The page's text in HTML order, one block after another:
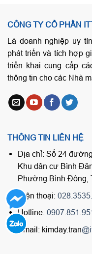
CÔNG TY CỔ PHẦN
Là doanh nghiệp uy
phát triển và tích hợp
triển khai cung cấp
thông tin cho các Nhà
THÔNG TIN LIÊN HỆ
Địa chỉ: Số 24
Khu dân cư Bình
Phường Bình Đông,
Điện thoại:
Hotline:
Email: kimday.tran